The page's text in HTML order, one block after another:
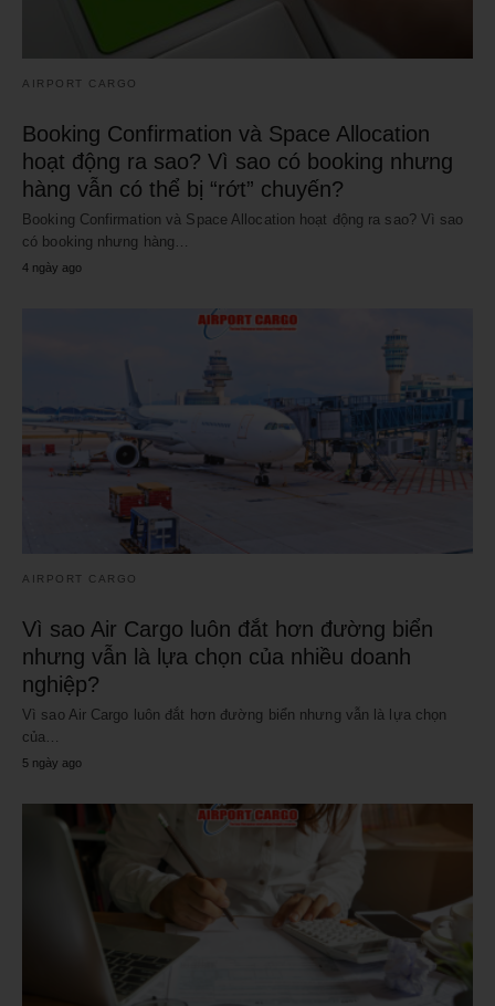
AIRPORT CARGO
Booking Confirmation và Space Allocation
hoạt động ra sao? Vì sao có booking nhưng
hàng vẫn có thể bị “rớt” chuyến?
Booking Confirmation và Space Allocation hoạt động ra sao? Vì sao
có booking nhưng hàng…
4 ngày ago
AIRPORT CARGO
Vì sao Air Cargo luôn đắt hơn đường biển
nhưng vẫn là lựa chọn của nhiều doanh
nghiệp?
Vì sao Air Cargo luôn đắt hơn đường biển nhưng vẫn là lựa chọn
của…
5 ngày ago